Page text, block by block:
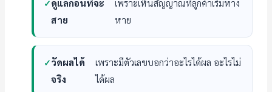
ดูแลก่อนที่จะ
สาย
เพราะเห็นสัญญาณที่ลูกค้าเริ่มห่าง
หาย
วัดผลได้
จริง
เพราะมีตัวเลขบอกว่าอะไรได้ผล อะไรไม่
ได้ผล